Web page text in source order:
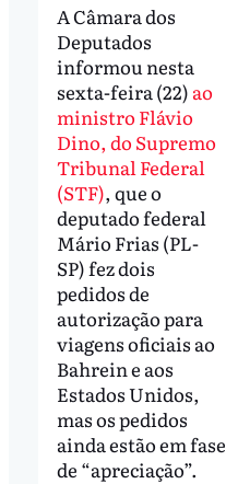
A Câmara dos
Deputados
informou nesta
sexta-feira (22) ao
ministro Flávio
Dino, do Supremo
Tribunal Federal
(STF), que o
deputado federal
Mário Frias (PL-
SP) fez dois
pedidos de
autorização para
viagens oficiais ao
Bahrein e aos
Estados Unidos,
mas os pedidos
ainda estão em fase
de “apreciação”.